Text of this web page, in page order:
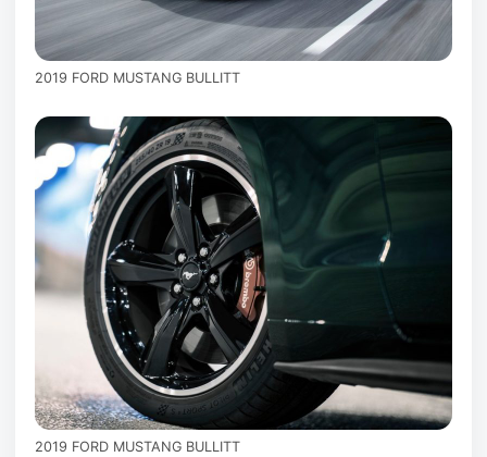
2019 FORD MUSTANG BULLITT
2019 FORD MUSTANG BULLITT